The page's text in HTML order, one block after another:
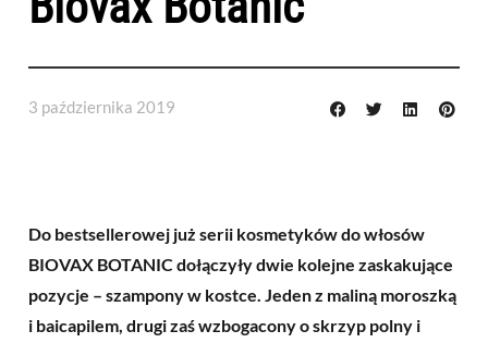
3 października 2019
Do bestsellerowej już serii kosmetyków do włosów
BIOVAX BOTANIC dołączyły dwie kolejne zaskakujące
pozycje – szampony w kostce. Jeden z maliną moroszką
i baicapilem, drugi zaś wzbogacony o skrzyp polny i